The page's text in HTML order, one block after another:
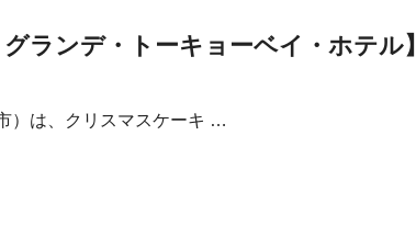
ランデ・トーキョーベイ・ホテル】
）は、クリスマスケーキ …